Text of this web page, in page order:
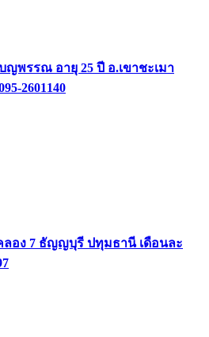
ญพรรณ อายุ 25 ปี อ.เขาชะเมา
2601140
ลอง 7 ธัญญบุรี ปทุมธานี เดือนละ